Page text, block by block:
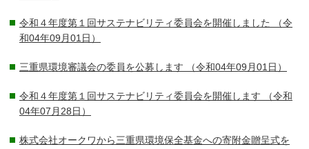
令和４年度第１回サステナビリティ委員会を開催しました
（令
和04年09月01日）
三重県環境審議会の委員を公募します （令和04年09月01日）
令和４年度第１回サステナビリティ委員会を開催します （令和
04年07月28日）
株式会社オークワから三重県環境保全基金への寄附金贈呈式を